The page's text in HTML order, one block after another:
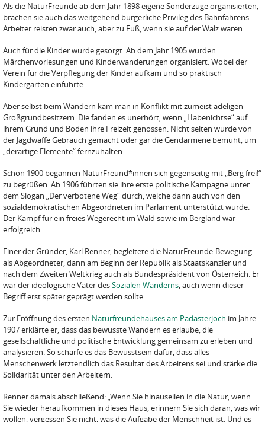
Als die NaturFreunde ab dem Jahr 1898 eigene Sonderzüge organisierten,
brachen sie auch das weitgehend bürgerliche Privileg des Bahnfahrens.
Arbeiter reisten zwar auch, aber zu Fuß, wenn sie auf der Walz waren.
Auch für die Kinder wurde gesorgt: Ab dem Jahr 1905 wurden
Märchenvorlesungen und Kinderwanderungen organisiert. Wobei der
Verein für die Verpflegung der Kinder aufkam und so praktisch
Kindergärten einführte.
Aber selbst beim Wandern kam man in Konflikt mit zumeist adeligen
Großgrundbesitzern. Die fanden es unerhört, wenn „Habenichtse“ auf
ihrem Grund und Boden ihre Freizeit genossen. Nicht selten wurde von
der Jagdwaffe Gebrauch gemacht oder gar die Gendarmerie bemüht, um
„derartige Elemente“ fernzuhalten.
Schon 1900 begannen NaturFreund*innen sich gegenseitig mit „Berg frei!“
zu begrüßen. Ab 1906 führten sie ihre erste politische Kampagne unter
dem Slogan „Der verbotene Weg“ durch, welche dann auch von den
sozialdemokratischen Abgeordneten im Parlament unterstützt wurde.
Der Kampf für ein freies Wegerecht im Wald sowie im Bergland war
erfolgreich.
Einer der Gründer, Karl Renner, begleitete die NaturFreunde-Bewegung
als Abgeordneter, dann am Beginn der Republik als Staatskanzler und
nach dem Zweiten Weltkrieg auch als Bundespräsident von Österreich. Er
war der ideologische Vater desSozialen Wanderns, auch wenn dieser
Begriff erst später geprägt werden sollte.
Zur Eröffnung des ersten Naturfreundehauses am Padasterjoch im Jahre
1907 erklärte er, dass das bewusste Wandern es erlaube, die
gesellschaftliche und politische Entwicklung gemeinsam zu erleben und
analysieren. So schärfe es das Bewusstsein dafür, dass alles
Menschenwerk letztendlich das Resultat des Arbeitens sei und stärke die
Solidarität unter den Arbeitern.
Renner damals abschließend: „Wenn Sie hinauseilen in die Natur, wenn
Sie wieder heraufkommen in dieses Haus, erinnern Sie sich daran, was wir
wollen, vergessen Sie nicht, was die Aufgabe der Menschheit ist. Und es